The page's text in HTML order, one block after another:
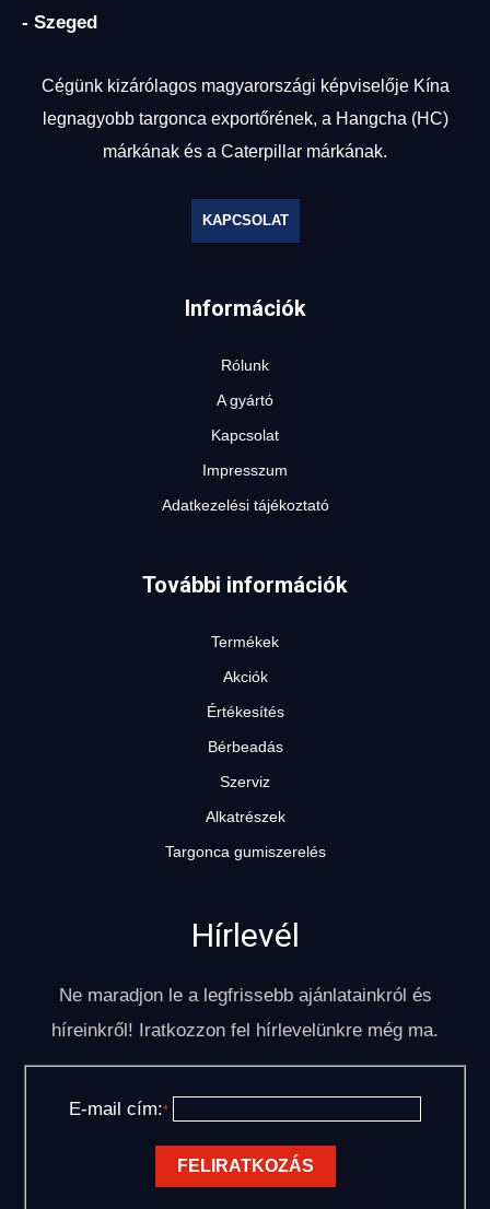
- Szeged
Cégünk kizárólagos magyarországi képviselője Kína
legnagyobb targonca exportőrének, a Hangcha (HC)
márkának és a Caterpillar márkának.
KAPCSOLAT
Információk
Rólunk
A gyártó
Kapcsolat
Impresszum
Adatkezelési tájékoztató
További információk
Termékek
Akciók
Értékesítés
Bérbeadás
Szerviz
Alkatrészek
Targonca gumiszerelés
Hírlevél
Ne maradjon le a legfrissebb ajánlatainkról és
híreinkről! Iratkozzon fel hírlevelünkre még ma.
E-mail cím:*